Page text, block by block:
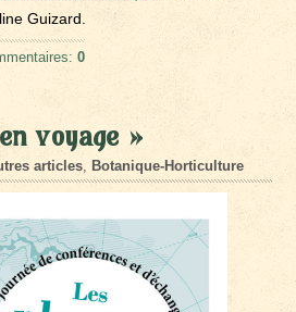
Guizard.
0
voyage »
articles, Botanique-Horticulture